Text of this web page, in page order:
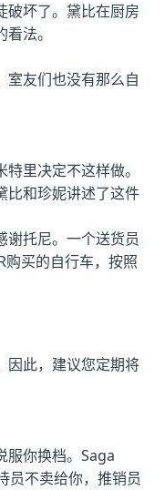
破坏了。黛比在厨房
法。
室友们也没有那么自
里决定不这样做。
比和珍妮讲述了这件
谢托尼。一个送货员
买的自行车，按照
因此，建议您定期将
服你换档。Saga
员不卖给你，推销员